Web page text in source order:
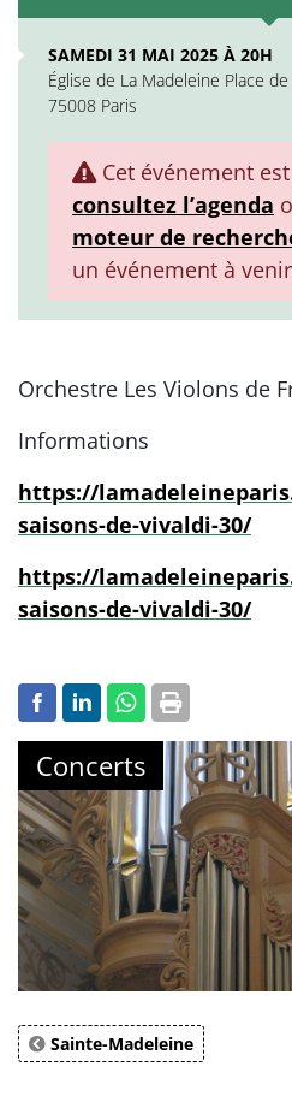
SAMEDI 31 MAI 2025 À 20H
Église de La Madeleine Place
75008 Paris
Cet événement
consultez l’agenda
moteur de
un événement à
Orchestre Les Violons de
Informations
https://
saisons-de-vivaldi-30/
https://
saisons-de-vivaldi-30/
Concerts
Sainte-Madeleine